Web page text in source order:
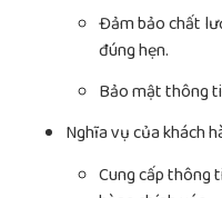
Đảm bảo chất
đúng hẹn.
Bảo mật thông
Nghĩa vụ của khách
Cung cấp thông